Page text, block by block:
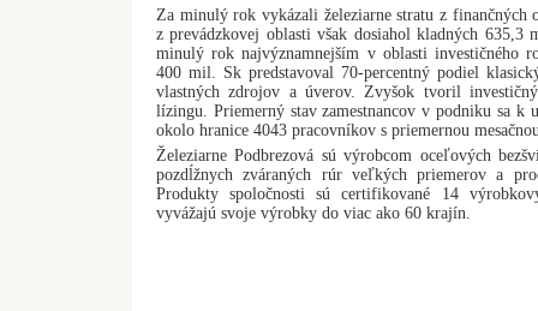
Za minulý rok vykázali železiarne stratu z finančných
z prevádzkovej oblasti však dosiahol kladných
minulý rok najvýznamnejším v oblasti investičného
400 mil. Sk predstavoval 70-percentný podiel
vlastných zdrojov a úverov. Zvyšok tvoril
lízingu. Priemerný stav zamestnancov v podniku sa k
okolo hranice 4043 pracovníkov s priemernou
Železiarne Podbrezová sú výrobcom oceľových
pozdĺžnych zváraných rúr veľkých priemerov a
Produkty spoločnosti sú certifikované 14
vyvážajú svoje výrobky do viac ako 60 krajín.